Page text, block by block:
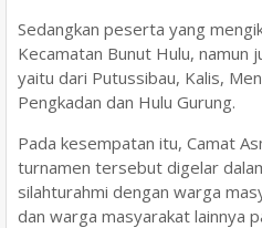
Sedangkan peserta yang
Kecamatan Bunut Hulu, namun
yaitu dari Putussibau, Kalis,
Pengkadan dan Hulu Gurung.
Pada kesempatan itu, Camat
turnamen tersebut digelar
silahturahmi dengan warga
dan warga masyarakat lainnya